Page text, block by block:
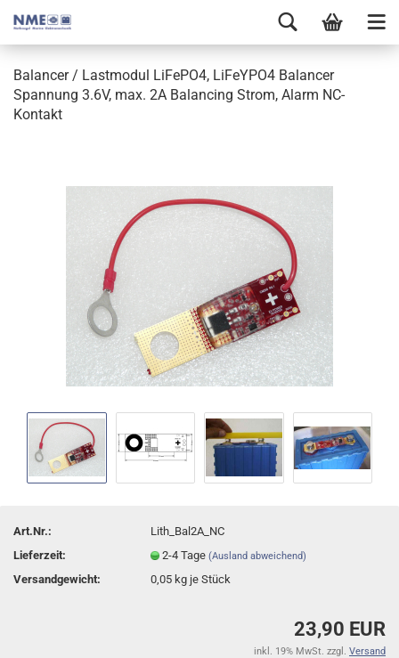
Balancer / Lastmodul LiFePO4, LiFeYPO4 Balancer
Spannung 3.6V, max. 2A Balancing Strom, Alarm NC-
Kontakt
Art.Nr.:
Lith_Bal2A_NC
Lieferzeit:
2-4 Tage(Ausland abweichend)
Versandgewicht: 0,05 kg je Stück
23,90 EUR
inkl. 19% MwSt. zzgl. Versand